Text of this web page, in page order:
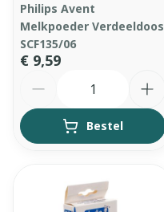
Philips Avent
Melkpoeder Verdeeldoos
SCF135/06
€ 9,59
Bestel